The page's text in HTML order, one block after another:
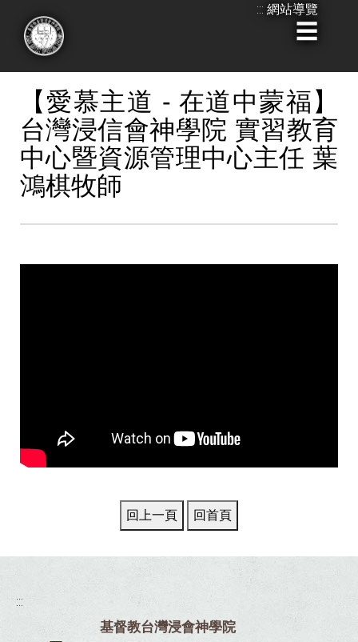
::: 網站導覽
【愛慕主道 - 在道中蒙福】
台灣浸信會神學院 實習教育
中心暨資源管理中心主任 葉
鴻棋牧師
:::
基督教台灣浸會神學院